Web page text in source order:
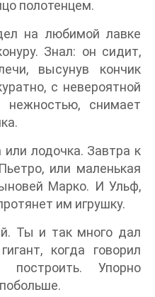
полотенцем.
на любимой лавке
Знал: он сидит,
высунув кончик
с невероятной
снимает
лодочка. Завтра к
или маленькая
Марко. И Ульф,
им игрушку.
Ты и так много дал
когда говорил
Упорно